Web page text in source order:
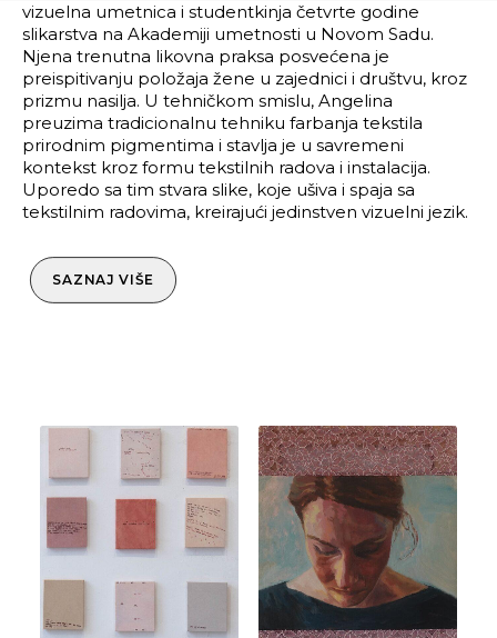
vizuelna umetnica i studentkinja četvrte godine
slikarstva na Akademiji umetnosti u Novom Sadu.
Njena trenutna likovna praksa posvećena je
preispitivanju položaja žene u zajednici i društvu, kroz
prizmu nasilja. U tehničkom smislu, Angelina
preuzima tradicionalnu tehniku farbanja tekstila
prirodnim pigmentima i stavlja je u savremeni
kontekst kroz formu tekstilnih radova i instalacija.
Uporedo sa tim stvara slike, koje ušiva i spaja sa
tekstilnim radovima, kreirajući jedinstven vizuelni jezik.
SAZNAJ VIŠE